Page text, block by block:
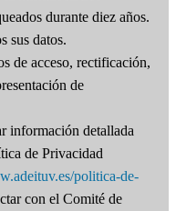
durante diez años.
sus datos.
de acceso, rectificación,
de
información detallada
de Privacidad
politica-de-
con el Comité de